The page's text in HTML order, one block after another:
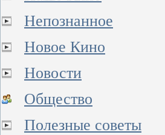
Непознанное
Новое Кино
Новости
Общество
Полезные советы